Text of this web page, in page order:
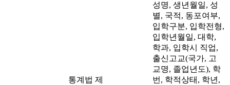
통계법 제
성명, 생년월일, 성
별, 국적, 동포여부,
입학구분, 입학전형,
입학년월일, 대학,
학과, 입학시 직업,
출신고교(국가, 고
교명, 졸업년도), 학
번, 학적상태, 학년,